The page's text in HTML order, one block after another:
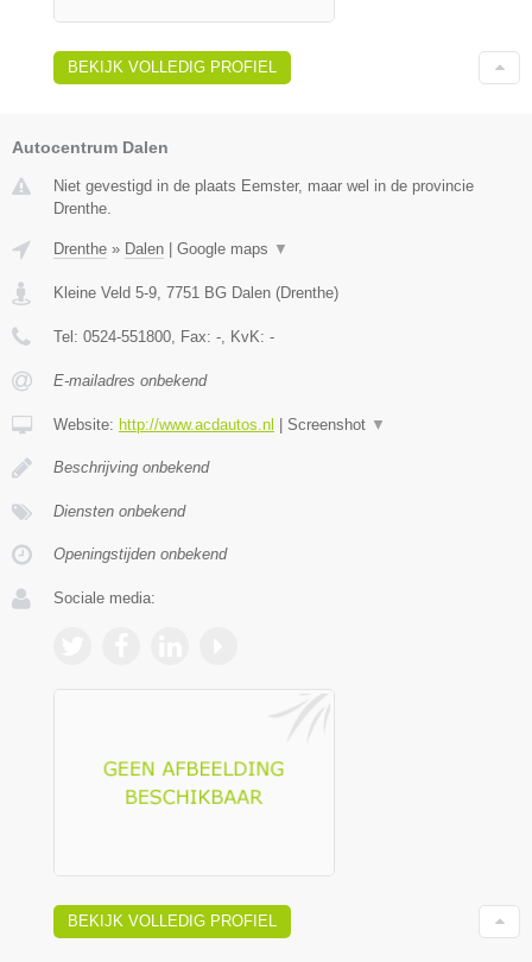
BEKIJK VOLLEDIG PROFIEL
Autocentrum Dalen
Niet gevestigd in de plaats Eemster, maar wel in de provincie
Drenthe.
Drenthe » Dalen | Google maps ▼
Kleine Veld 5-9 7751 BG Dalen (Drenthe)
Tel: 0524-551800 , Fax: - , KvK: -
E-mailadres onbekend
Website: http://www.acdautos.nl | Screenshot ▼
Beschrijving onbekend
Diensten onbekend
Openingstijden onbekend
Sociale media:
BEKIJK VOLLEDIG PROFIEL